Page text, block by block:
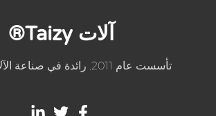
آلات Taizy®
تأسست عام 2011. رائدة في صناعة الآلات الغذائية